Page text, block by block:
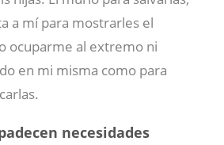
a mí para mostrarles el
ocuparme al extremo ni
en mi misma como para
necesidades